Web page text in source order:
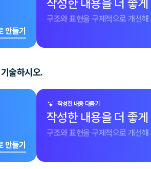
만들기
작성한 내용을 더 좋
구조와 표현을 구체적으로 개선해
술하시오.
만들기
작성한 내용 다듬기
작성한 내용을 더 좋
구조와 표현을 구체적으로 개선해